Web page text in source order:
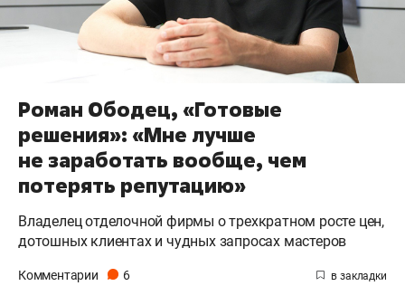
Роман Ободец, «Готовые
решения»: «Мне лучше
не заработать вообще, чем
потерять репутацию»
Владелец отделочной фирмы о трехкратном росте цен,
дотошных клиентах и чудных запросах мастеров
Комментарии 6